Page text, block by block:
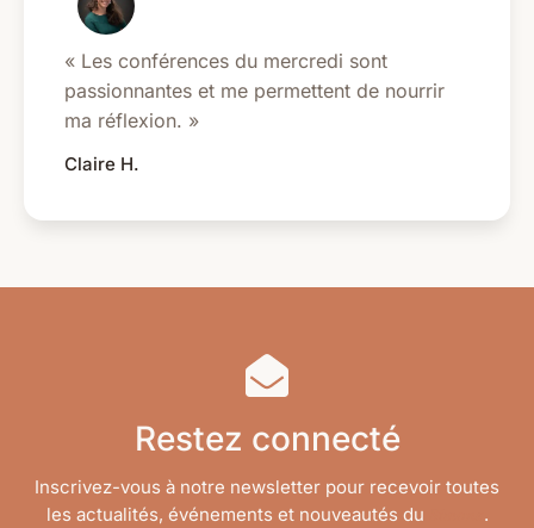
« Les conférences du mercredi sont
passionnantes et me permettent de nourrir
ma réflexion. »
Claire H.
Restez connecté
Inscrivez-vous à notre newsletter pour recevoir toutes
les actualités, événements et nouveautés du
.